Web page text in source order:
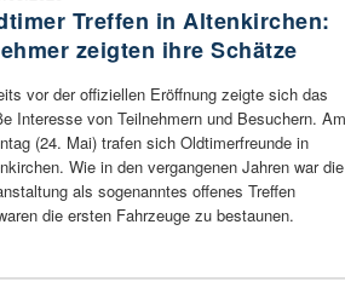
Treffen in Altenkirchen:
zeigten ihre Schätze
vor der offiziellen Eröffnung zeigte sich das
Interesse von Teilnehmern und Besuchern. Am
(24. Mai) trafen sich Oldtimerfreunde in
Wie in den vergangenen Jahren war die
als sogenanntes offenes Treffen
die ersten Fahrzeuge zu bestaunen.